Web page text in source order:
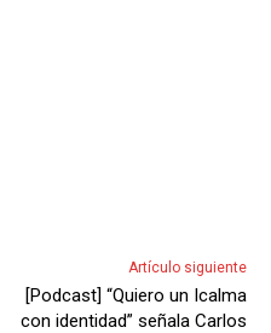
Artículo siguiente
[Podcast] “Quiero un Icalma
con identidad” señala Carlos